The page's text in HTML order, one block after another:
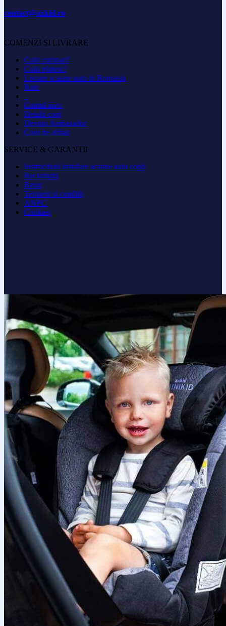
contact@axkid.ro
COMENZI SI LIVRARE
Cum cumpar?
Cum platesc?
Livrare scaune auto in Romania
Rate
–
Contul meu
Detalii cont
Devino Ambasador
Cont de afiliat
SERVICE & GARANTII
Instructiuni instalare scaune auto copii
Reclamatii
Retur
Termeni si conditii
ANPC
Cookies